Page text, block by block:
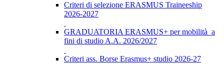
Criteri di selezione ERASMUS Traineeship
2026-2027
GRADUATORIA ERASMUS+ per mobilità a
fini di studio A.A. 2026/2027
Criteri ass. Borse Erasmus+ studio 2026-27